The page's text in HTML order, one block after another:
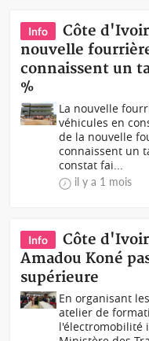
Info
Côte
nouvelle
connaissent un
%
La nouvelle
véhicules en
de la nouvelle
connaissent un
constat fai...
il y a 1 mois
Info
Côte
Amadou Koné
supérieure
En organisant
atelier de
l'électromobilité